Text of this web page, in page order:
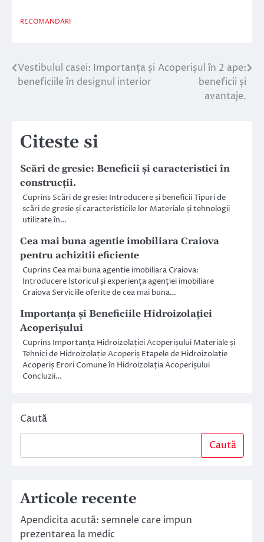
RECOMANDARI
Navigare
Vestibulul casei: Importanța și
beneficiile în designul interior
Acoperișul în 2 ape:
beneficii și
avantaje.
Citeste si
Scări de gresie: Beneficii și caracteristici în
construcții.
Cuprins Scări de gresie: Introducere și beneficii Tipuri de
scări de gresie și caracteristicile lor Materiale și tehnologii
utilizate în…
Cea mai buna agentie imobiliara Craiova
pentru achizitii eficiente
Cuprins Cea mai buna agentie imobiliara Craiova:
Introducere Istoricul și experiența agenției imobiliare
Craiova Serviciile oferite de cea mai buna…
Importanța și Beneficiile Hidroizolației
Acoperișului
Cuprins Importanța Hidroizolației Acoperișului Materiale și
Tehnici de Hidroizolație Acoperiș Etapele de Hidroizolație
Acoperiș Erori Comune în Hidroizolația Acoperișului
Concluzii…
Caută
Caută
Articole recente
Apendicita acută: semnele care impun
prezentarea la medic